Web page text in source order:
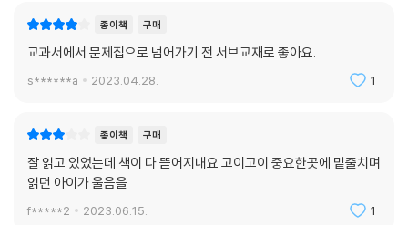
종이책 구매
교과서에서 문제집으로 넘어가기 전 서브교재로 좋아요.
s******a 2023.04.28. 1
종이책 구매
잘 읽고 있었는데 책이 다 뜯어지내요 고이고이 중요한곳에 밑줄치며
읽던 아이가 울음을
f*****2 2023.06.15. 1